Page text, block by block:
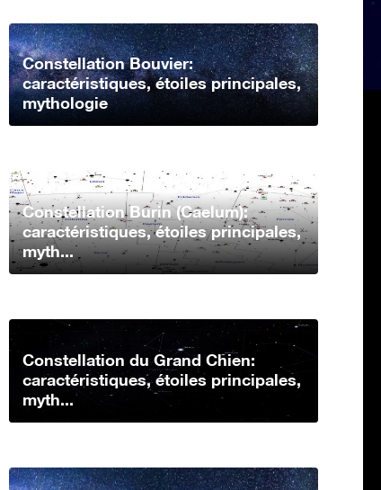
Constellation Bouvier:
caractéristiques, étoiles principales,
mythologie
Constellation Burin (Caelum):
caractéristiques, étoiles principales,
myth...
Constellation du Grand Chien:
caractéristiques, étoiles principales,
myth...